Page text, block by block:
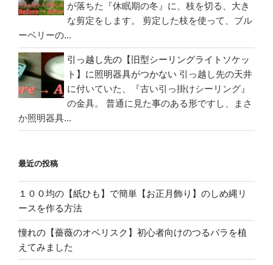
が落ちた『休眠期の冬』に、枝を切る、大き
な剪定をします。 剪定した枝を使って、ブル
ーベリーの...
引っ越し先の【旧型シーリングライトソケッ
ト】に照明器具がつかない 引っ越し先の天井
に付いていた、『古い引っ掛けシーリング』
の金具。 普通に見た事のある形ですし、まさ
か照明器具...
最近の投稿
１００均の【紙ひも】で簡単【お正月飾り】のしめ縄リ
ースを作る方法
憧れの【薔薇のオベリスク】初心者向けのつるバラを植
えてみました